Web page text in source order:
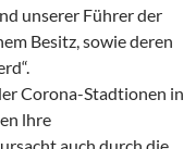
unserer Führer der
Besitz, sowie deren
Corona-Stadtionen in
lhre
auch durch die